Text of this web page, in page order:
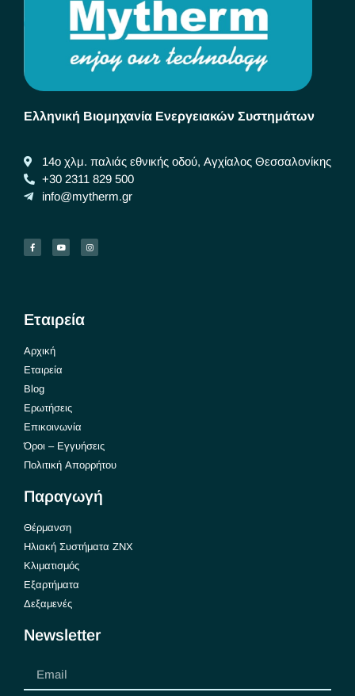
Ελληνική Βιομηχανία Ενεργειακών Συστημάτων
14ο χλμ. παλιάς εθνικής οδού, Αγχίαλος Θεσσαλονίκης
+30 2311 829 500
info@mytherm.gr
Εταιρεία
Αρχική
Εταιρεία
Blog
Ερωτήσεις
Επικοινωνία
Όροι – Εγγυήσεις
Πολιτική Απορρήτου
Παραγωγή
Θέρμανση
Ηλιακή Συστήματα ΖΝΧ
Κλιματισμός
Εξαρτήματα
Δεξαμενές
Newsletter